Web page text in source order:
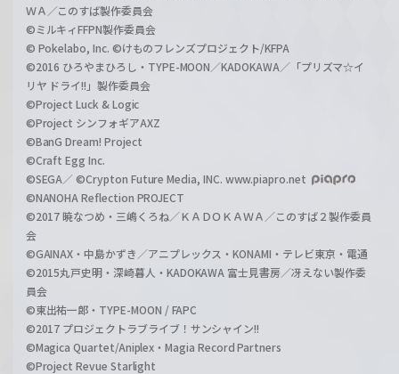
ＷＡ／このすば製作委員会
©ミルキィFFPN製作委員会
© Pokelabo, Inc. ©けものフレンズプロジェクト/KFPA
©2016 ひろやまひろし・TYPE-MOON／KADOKAWA／「プリズマ☆イ
リヤ ドライ!!」製作委員会
©Project Luck & Logic
©Project シンフォギアAXZ
©BanG Dream! Project
©Craft Egg Inc.
©SEGA／ ©Crypton Future Media, INC. www.piapro.net
©NANOHA Reflection PROJECT
©2017 暁なつめ・三嶋くろね／ＫＡＤＯＫＡＷＡ／このすば２製作委員
会
©GAINAX・中島かずき／アニプレックス・KONAMI・テレビ東京・電通
©2015丸戸史明・深崎暮人・KADOKAWA 富士見書房／冴えない製作委
員会
©東出祐一郎・TYPE-MOON / FAPC
©2017 プロジェクトラブライブ！サンシャイン!!
©Magica Quartet/Aniplex・Magia Record Partners
©Project Revue Starlight